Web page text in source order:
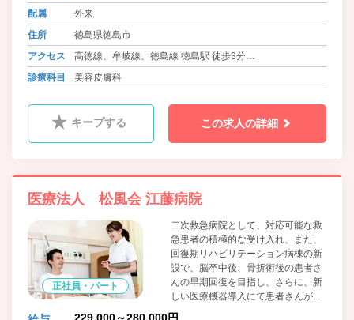
を貸してください。
配属
外来
住所
徳島県徳島市
アクセス
高徳線、牟岐線、徳島線 徳島駅 徒歩3分
バス 徳島市交通局・徳島バス 八百屋町 徒歩3分
診療科目 美容皮膚科
キープする この求人の詳細
医療法人 松風会 江藤病院
正社員・パート
二次救急病院として、対応可能な救
急患者の積極的な受け入れ、また、
回復期リハビリテーション病棟の新
設で、脳卒中後、骨折術後の患者さ
んの早期回復を目指し、さらに、新
しい医療機器導入にて患者さんが納
得いただける検査、治療を提供しま